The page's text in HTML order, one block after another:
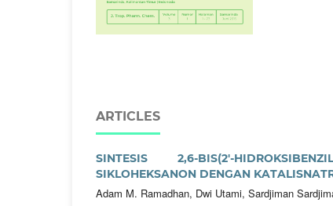
ARTICLES
SINTESIS 2,6-BIS(2′-
SIKLOHEKSANON DENGAN
Adam M. Ramadhan, Dwi Utami, Sardjiman